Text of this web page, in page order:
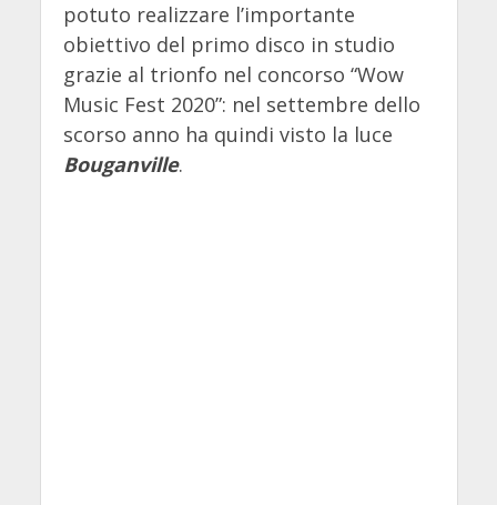
potuto realizzare l’importante
obiettivo del primo disco in studio
grazie al trionfo nel concorso “Wow
Music Fest 2020”: nel settembre dello
scorso anno ha quindi visto la luce
Bouganville.